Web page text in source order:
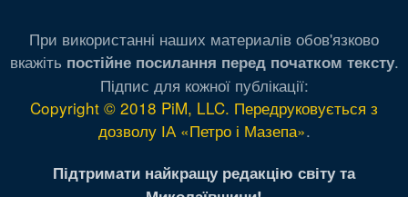
При використанні наших материалів обов'язково
вкажіть постійне посилання перед початком тексту.
Підпис для кожної публікації:
Copyright © 2018 PiM, LLC. Передруковується з
дозволу ІА «Петро і Мазепа».
Підтримати найкращу редакцію світу та